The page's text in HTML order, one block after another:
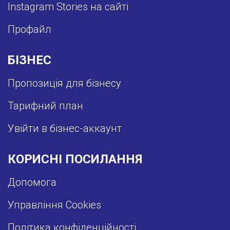
Instagram Stories на сайті
Профайл
БІЗНЕС
Пропозиція для бізнесу
Тарифний план
Увійти в бізнес-аккаунт
КОРИСНІ ПОСИЛАННЯ
Допомога
Управління Cookies
Політика конфіденційності